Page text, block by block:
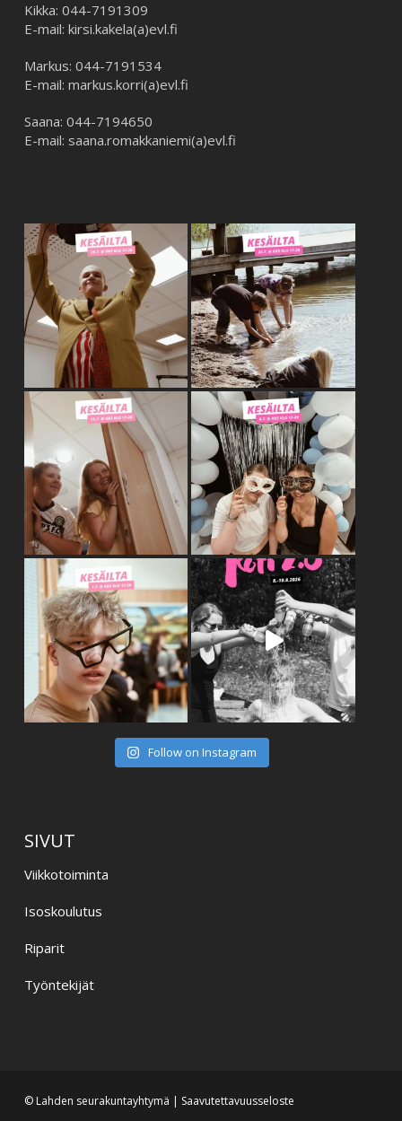
Kikka: 044-7191309
E-mail: kirsi.kakela(a)evl.fi
Markus: 044-7191534
E-mail: markus.korri(a)evl.fi
Saana: 044-7194650
E-mail: saana.romakkaniemi(a)evl.fi
Follow on Instagram
SIVUT
Viikkotoiminta
Isoskoulutus
Riparit
Työntekijät
© Lahden seurakuntayhtymä | Saavutettavuusseloste